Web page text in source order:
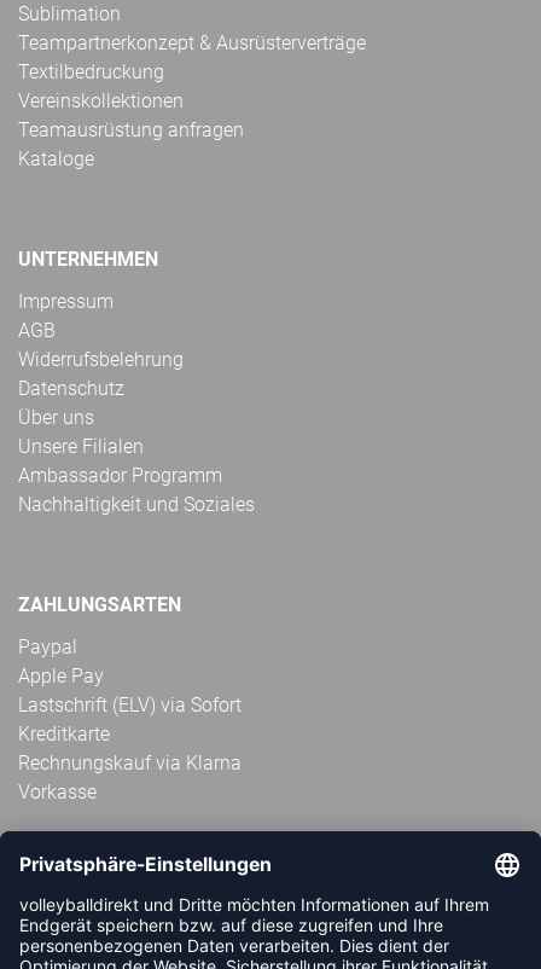
Sublimation
Teampartnerkonzept & Ausrüsterverträge
Textilbedruckung
Vereinskollektionen
Teamausrüstung anfragen
Kataloge
UNTERNEHMEN
Impressum
AGB
Widerrufsbelehrung
Datenschutz
Über uns
Unsere Filialen
Ambassador Programm
Nachhaltigkeit und Soziales
ZAHLUNGSARTEN
Paypal
Apple Pay
Lastschrift (ELV) via Sofort
Kreditkarte
Rechnungskauf via Klarna
Vorkasse
ABONNIERE JETZT DEN KOSTENLOSEN
VOLLEYBALLDIREKT-NEWSLETTER UND VERPASSE KEINE
NEUIGKEIT ODER AKTION MEHR.